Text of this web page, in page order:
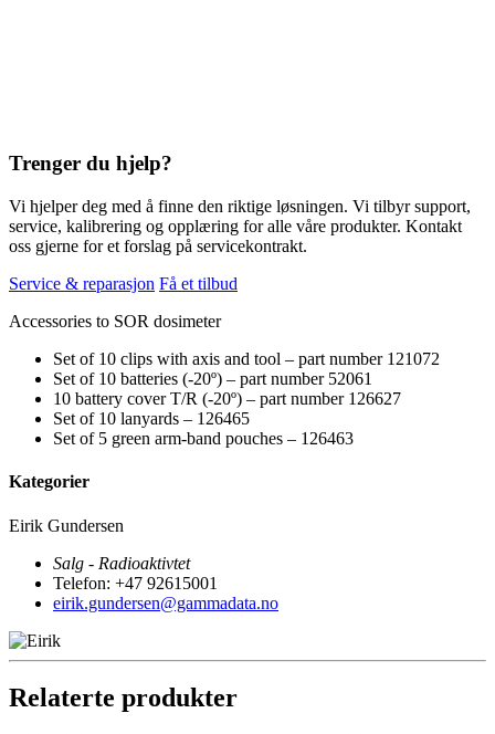
Trenger du hjelp?
Vi hjelper deg med å finne den riktige løsningen. Vi tilbyr support,
service, kalibrering og opplæring for alle våre produkter. Kontakt
oss gjerne for et forslag på servicekontrakt.
Service & reparasjon Få et tilbud
Accessories to SOR dosimeter
Set of 10 clips with axis and tool – part number 121072
Set of 10 batteries (-20º) – part number 52061
10 battery cover T/R (-20º) – part number 126627
Set of 10 lanyards – 126465
Set of 5 green arm-band pouches – 126463
Kategorier
Eirik Gundersen
Salg - Radioaktivtet
Telefon: +47 92615001
eirik.gundersen@gammadata.no
Relaterte produkter